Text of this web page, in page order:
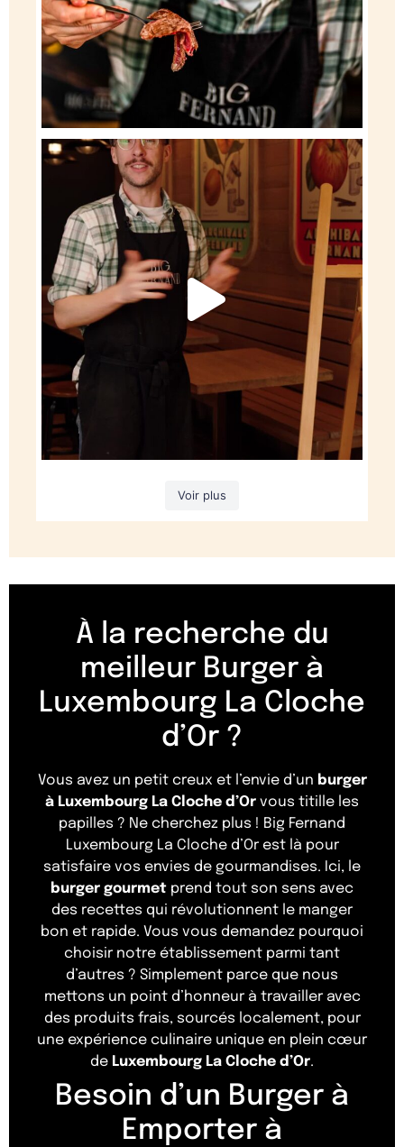
Le Steak-Frites arrive chez Big Fernand.
...
156 3
Voir plus
À la recherche du
meilleur Burger à
Luxembourg La Cloche
d’Or ?
Vous avez un petit creux et l’envie d’un burger
à Luxembourg La Cloche d’Or vous titille les
papilles ? Ne cherchez plus ! Big Fernand
Luxembourg La Cloche d’Or est là pour
satisfaire vos envies de gourmandises. Ici, le
burger gourmet prend tout son sens avec
des recettes qui révolutionnent le manger
bon et rapide. Vous vous demandez pourquoi
choisir notre établissement parmi tant
d’autres ? Simplement parce que nous
mettons un point d’honneur à travailler avec
des produits frais, sourcés localement, pour
une expérience culinaire unique en plein cœur
de Luxembourg La Cloche d’Or.
Besoin d’un Burger à
Emporter à